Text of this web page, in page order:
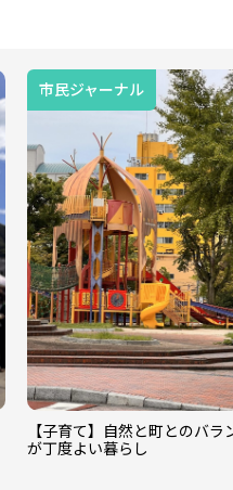
市民ジャーナル
【子育て】自然と町とのバラ
が丁度よい暮らし